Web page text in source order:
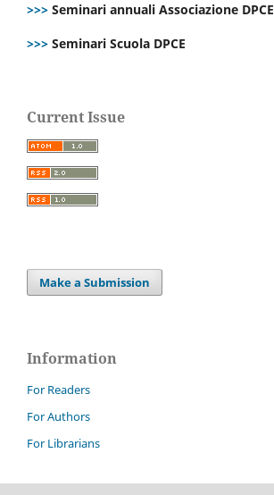
>>> Seminari annuali Associazione DPCE
>>> Seminari Scuola DPCE
Current Issue
Make a Submission
Information
For Readers
For Authors
For Librarians